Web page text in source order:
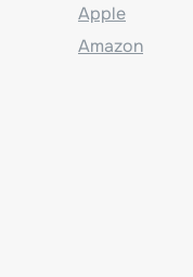
Apple
Amazon